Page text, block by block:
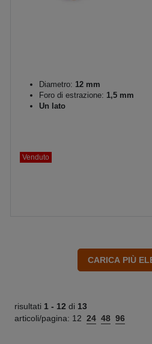
Diametro: 12 mm
Foro di estrazione: 1,5 mm
Un lato
Venduto
risultati 1 - 12 di 13
articoli/pagina: 12 24 48 96